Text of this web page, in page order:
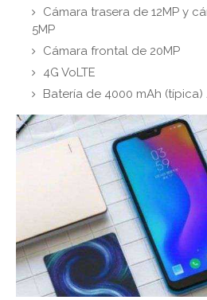
Cámara trasera de 12MP y
5MP
Cámara frontal de 20MP
4G VoLTE
Batería de 4000 mAh